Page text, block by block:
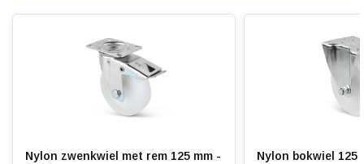
Geschikt voor: Vlakke ondergrond
Nylon zwenkwiel met rem 125 mm -
Nylon bokwiel 125